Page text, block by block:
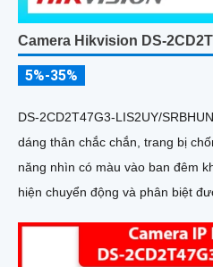
Camera Hikvision DS-
5%-35%
DS-2CD2T47G3-LIS2UY/
dáng thân chắc chắn, trang bị chống nước
năng nhìn có màu vào ban đêm
hiện chuyển động và phân biệt